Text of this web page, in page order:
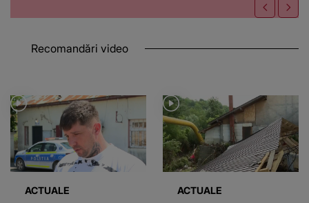
Recomandări video
ACTUALE ACTUALE